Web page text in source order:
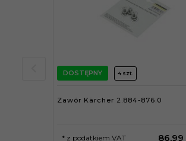
DOSTĘPNY 4 szt.
Zawór Kärcher 2.884-876.0
86,99
* z podatkiem VAT